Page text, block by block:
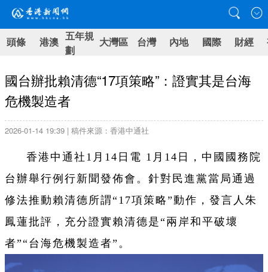
頭條 港澳 五年規
劃
大灣區 台灣 內地 國際 財經
國台辦批賴清德“17項策略”：證實其是台海
危機製造者
2026-01-14 19:39 | 稿件來源：香港中通社
香港中通社1月14日電 1月14日，中國國務院
台辦舉行例行新聞發佈會。針對民進黨當局通過
修法推動賴清德所謂“17項策略”動作，發言人朱
鳳蓮批評，充分證實賴清德是“兩岸和平破壞
者”“台海危機製造者”。